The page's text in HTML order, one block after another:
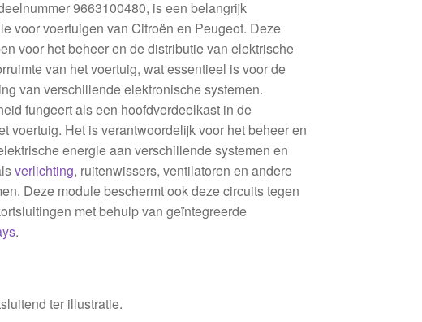
9663100480, is een belangrijk
voor voertuigen van Citroën en Peugeot. Deze
voor het beheer en de distributie van elektrische
van het voertuig, wat essentieel is voor de
van verschillende elektronische systemen.
fungeert als een hoofdverdeelkast in de
voertuig. Het is verantwoordelijk voor het beheer en
energie aan verschillende systemen en
verlichting, ruitenwissers, ventilatoren en andere
Deze module beschermt ook deze circuits tegen
met behulp van geïntegreerde
.
ter illustratie.